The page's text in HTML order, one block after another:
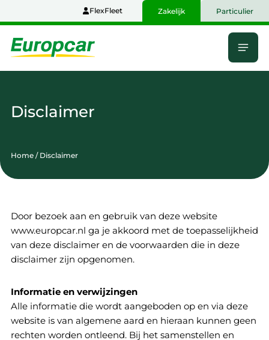
hoofdinhoud
FlexFleet Zakelijk Particulier
Home
Disclaimer
Home/ Disclaimer
Door bezoek aan en gebruik van deze website
www.europcar.nl ga je akkoord met de toepasselijkheid
van deze disclaimer en de voorwaarden die in deze
disclaimer zijn opgenomen.
Informatie en verwijzingen
Alle informatie die wordt aangeboden op en via deze
website is van algemene aard en hieraan kunnen geen
rechten worden ontleend. Bij het samenstellen en